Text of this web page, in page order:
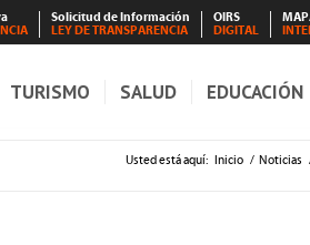
Solicitud de Información
LEY DE TRANSPARENCIA
OIRS
DIGITAL
TURISMO SALUD EDUCACIÓN
Usted está aquí: Inicio / Noticias